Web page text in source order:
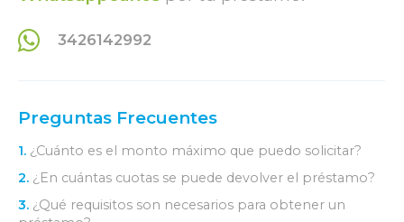
3426142992
Preguntas Frecuentes
1. ¿Cuánto es el monto máximo que puedo solicitar?
2. ¿En cuántas cuotas se puede devolver el préstamo?
3. ¿Qué requisitos son necesarios para obtener un